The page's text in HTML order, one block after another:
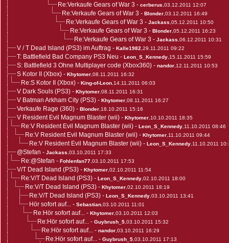
Re:Verkaufe Gears of War 3 - cerberus ,03.12.2011 12:07
Re:Verkaufe Gears of War 3 - Blonder ,03.12.2011 16:49
Re:Verkaufe Gears of War 3 - Jackass ,05.12.2011 10:50
Re:Verkaufe Gears of War 3 - Blonder ,05.12.2011 16:23
Re:Verkaufe Gears of War 3 - Jackass ,06.12.2011 10:31
V / T Dead Island (PS3) im Auftrag - Kalle1982 ,29.11.2011 09:22
T: Battlefield Bad Company PS3 Neu - Leon_S_Kennedy ,15.11.2011 15:59
S: Battlefield 3 Ohne Multiplayer code (Xbox360) - nandor ,12.11.2011 10:53
S Kotor II (Xbox) - Khytomer ,08.11.2011 16:32
Re:S Kotor II (Xbox) - King-of-Leon ,14.11.2011 06:03
V Dark Souls (PS3) - Khytomer ,08.11.2011 16:31
V Batman Arkham City (PS3) - Khytomer ,08.11.2011 16:27
Verkaufe Rage (360) - Blonder ,18.10.2011 15:16
V Resident Evil Magnum Blaster (wii) - Khytomer ,10.10.2011 18:35
Re:V Resident Evil Magnum Blaster (wii) - Leon_S_Kennedy ,11.10.2011 08:46
Re:V Resident Evil Magnum Blaster (wii) - Khytomer ,11.10.2011 09:44
Re:V Resident Evil Magnum Blaster (wii) - Leon_S_Kennedy ,11.10.2011
@Stefan - Jackass ,03.10.2011 17:33
Re:@Stefan - Fohlenfan77 ,03.10.2011 17:53
V/T Dead Island (PS3) - Khytomer ,02.10.2011 11:54
Re:V/T Dead Island (PS3) - Leon_S_Kennedy ,02.10.2011 18:00
Re:V/T Dead Island (PS3) - Khytomer ,02.10.2011 18:19
Re:V/T Dead Island (PS3) - Leon_S_Kennedy ,03.10.2011 13:41
Hör sofort auf... - Sebastian ,03.10.2011 11:01
Re:Hör sofort auf... - Khytomer ,03.10.2011 12:03
Re:Hör sofort auf... - Guybrush_5 ,03.10.2011 15:32
Re:Hör sofort auf... - nandor ,03.10.2011 16:29
Re:Hör sofort auf... - Guybrush_5 ,03.10.2011 17:13